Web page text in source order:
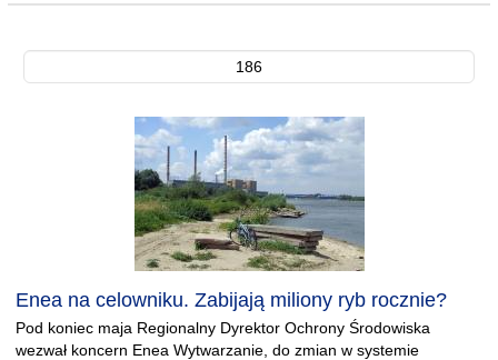
186
Enea na celowniku. Zabijają miliony ryb rocznie?
Pod koniec maja Regionalny Dyrektor Ochrony Środowiska
wezwał koncern Enea Wytwarzanie, do zmian w systemie